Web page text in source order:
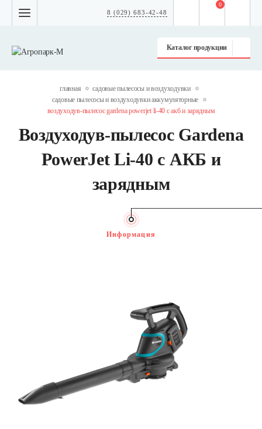
8 (029) 683-42-48
Каталог продукции
0
главная
садовые пылесосы и воздуходувки
садовые пылесосы и воздуходувки аккумуляторные
воздуходув-пылесос gardena powerjet li-40 с акб и зарядным
Воздуходув-пылесос Gardena
PowerJet Li-40 с АКБ и
зарядным
Информация